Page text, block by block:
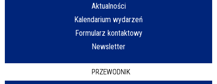
Aktualności
Kalendarium wydarzeń
Formularz kontaktowy
Newsletter
PRZEWODNIK